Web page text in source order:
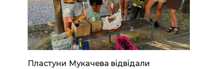
Пластуни Мукачева відвідали